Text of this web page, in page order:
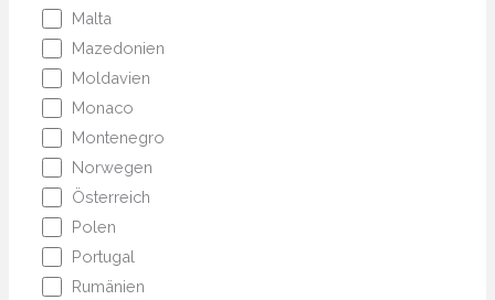
Malta
Mazedonien
Moldavien
Monaco
Montenegro
Norwegen
Österreich
Polen
Portugal
Rumänien